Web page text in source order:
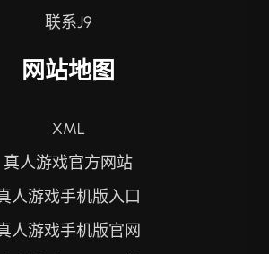
联系J9
网站地图
XML
真人游戏官方网站
人游戏手机版入口
人游戏手机版官网